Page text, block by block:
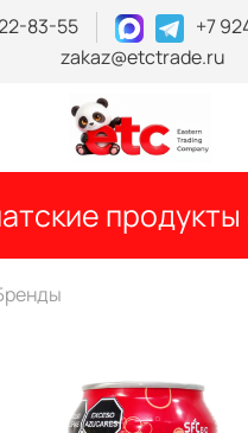
83-55
+7
zakaz@etctrade.ru